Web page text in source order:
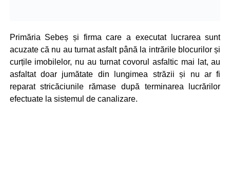
Primăria Sebeș și firma care a executat lucrarea sunt
acuzate că nu au turnat asfalt până la intrările blocurilor și
curțile imobilelor, nu au turnat covorul asfaltic mai lat, au
asfaltat doar jumătate din lungimea străzii și nu ar fi
reparat stricăciunile rămase după terminarea lucrărilor
efectuate la sistemul de canalizare.